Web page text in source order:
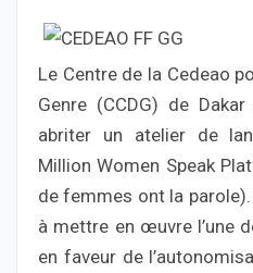
Le Centre de la Cedeao
Genre (CCDG) de
abriter un atelier de
Million Women Speak
de femmes ont la
à mettre en œuvre l’une
en faveur de